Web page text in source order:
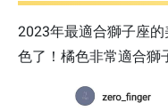
2023年最適合獅子座
色了！橘色非常適合獅